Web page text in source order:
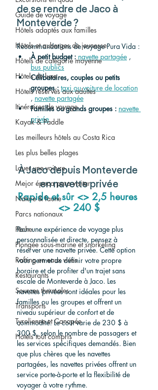
Guide de voyage
Hôtels adaptés aux familles
Hôtels et auberges de jeunesse
Hôtels de catégorie moyenne
Hôtels de luxe
Hôtels réservés aux adultes
Itinéraires de voyage
Kayak & Paddle
Les meilleurs hôtels au Costa Rica
Les plus belles plages
Louer une voiture
Mejor época para visitar
Nature & faune
Parcs nationaux
Pêche
Plongée sous-marine et snorkeling
Rafting en eaux vives
Restaurants
Sources thermales
Transports
Tyrolienne et Canopée
Hotels tout compris
de se rendre de Jaco à
Monteverde ?
Recommandations de voyage Pura Vida :
À petit budget : navette partagée ,
bus publics
Célibataires, couples ou petits
groupes : taxi ou voiture de location
, navette partagée
Familles ou grands groupes : navette
privée
À Jaco depuis Monteverde
en navette privée
Rapide et sûr <> 2,5 heures
<> 240 $
Pour une expérience de voyage plus
personnalisée et directe, pensez à
réserver une navette privée. Cette option
vous permet de définir votre propre
horaire et de profiter d'un trajet sans
escale de Monteverde à Jaco. Les
navettes privées sont idéales pour les
familles ou les groupes et offrent un
niveau supérieur de confort et de
commodité. Le coût varie de 230 $ à
300 $, selon le nombre de passagers et
les services spécifiques demandés. Bien
que plus chères que les navettes
partagées, les navettes privées offrent un
service porte-à-porte et la flexibilité de
voyager à votre rythme.